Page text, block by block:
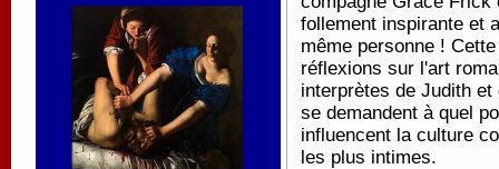
follement inspirante et
même personne !
réflexions sur l'art
interprètes de Judith
se demandent à quel
influencent la culture
les plus intimes.